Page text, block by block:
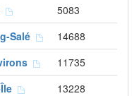
5083
Salé
14688
11735
13228